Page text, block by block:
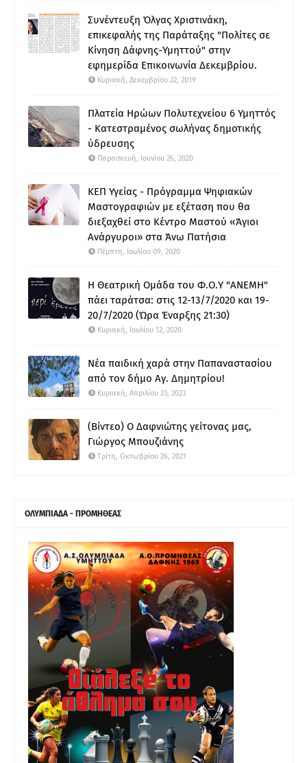
Συνέντευξη Όλγας Χριστινάκη,
επικεφαλής της Παράταξης "Πολίτες σε
Κίνηση Δάφνης-Υμηττού" στην
εφημερίδα Επικοινωνία Δεκεμβρίου.
Κυριακή, Δεκεμβρίου 22, 2019
Πλατεία Ηρώων Πολυτεχνείου 6 Υμηττός
- Κατεστραμένος σωλήνας δημοτικής
ύδρευσης
Παρασκευή, Ιουνίου 26, 2020
ΚΕΠ Υγείας - Πρόγραμμα Ψηφιακών
Μαστογραφιών με εξέταση που θα
διεξαχθεί στο Κέντρο Μαστού «Άγιοι
Ανάργυροι» στα Άνω Πατήσια
Πέμπτη, Ιουλίου 09, 2020
Η Θεατρική Ομάδα του Φ.Ο.Υ "ΑΝΕΜΗ"
πάει ταράτσα: στις 12-13/7/2020 και 19-
20/7/2020 (Ώρα Έναρξης 21:30)
Κυριακή, Ιουλίου 12, 2020
Νέα παιδική χαρά στην Παπαναστασίου
από τον δήμο Αγ. Δημητρίου!
Κυριακή, Απριλίου 23, 2023
(Βίντεο) Ο Δαφνιώτης γείτονας μας,
Γιώργος Μπουζιάνης
Τρίτη, Οκτωβρίου 26, 2021
ΟΛΥΜΠΙΑΔΑ - ΠΡΟΜΗΘΕΑΣ